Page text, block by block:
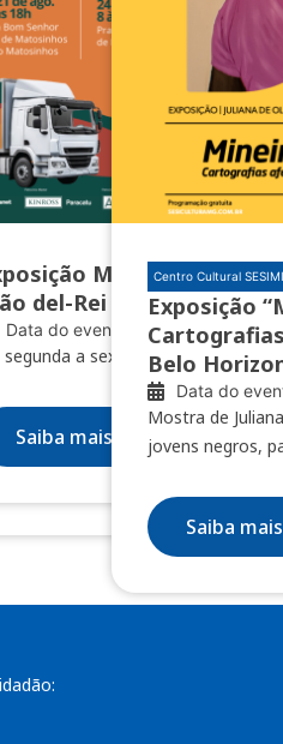
clareúme
2026
Cultural SESIMINAS
Minas das Minas
del-Rei e Nazareno
Data do evento: 04/08/2026
segunda a sexta, das 8h às 18h
Saiba mais
Centro Cultural
Exposição
Belo
Data do
Mostra de
jovens negros,
Saiba mais